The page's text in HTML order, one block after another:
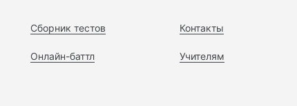
Сборник тестов
Онлайн-баттл
Контакты
Учителям